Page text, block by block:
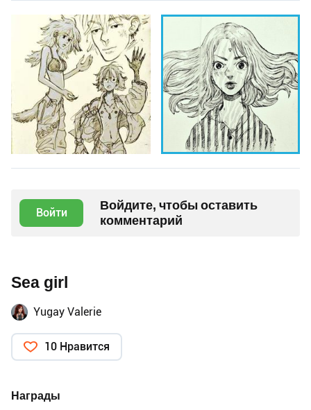
Войти
Войдите, чтобы оставить
комментарий
Sea girl
Yugay Valerie
10 Нравится
Награды